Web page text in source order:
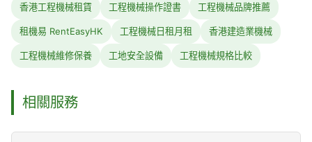
香港工程機械租賃 工程機械操作證書 工程機械品牌推薦
租機易 RentEasyHK 工程機械日租月租 香港建造業機械
工程機械維修保養 工地安全設備 工程機械規格比較
相關服務